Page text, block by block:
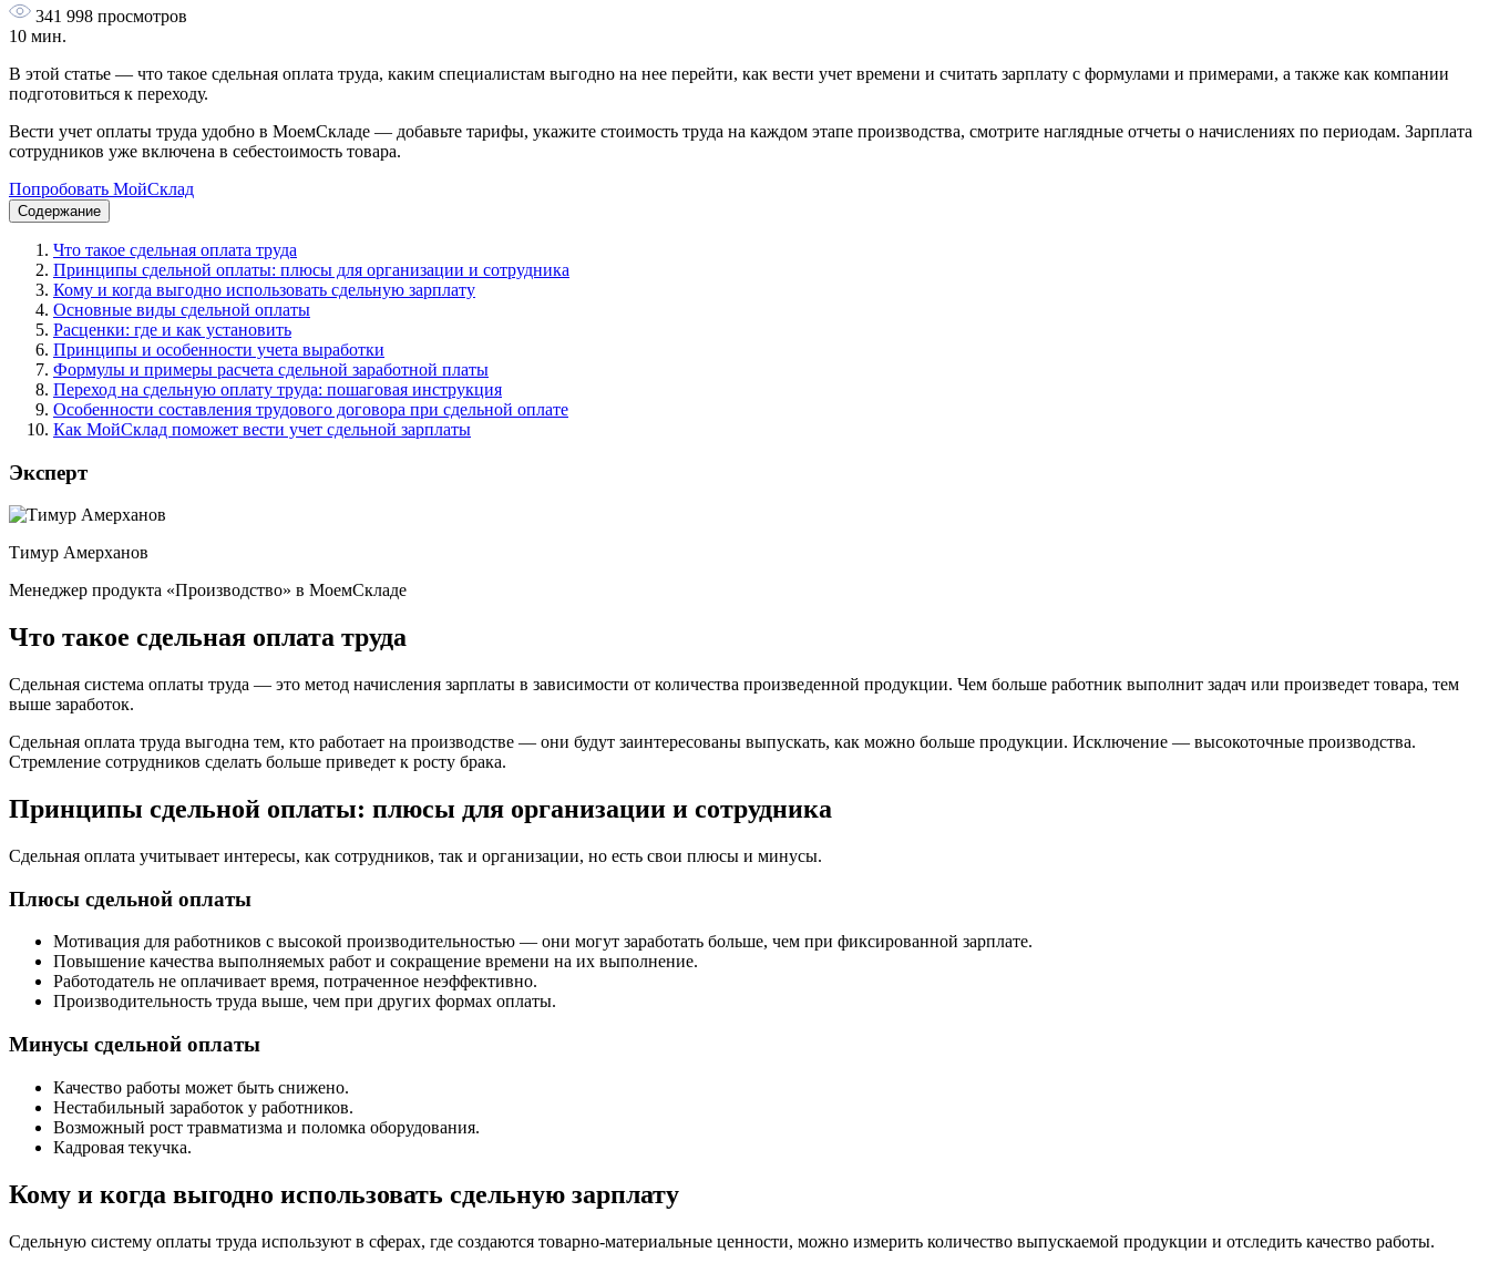
341 998 просмотров
10 мин.
В этой статье — что такое сдельная оплата труда, каким специалистам выгодно на нее перейти, как вести учет времени и считать зарплату с формулами и примерами, а также как компании
подготовиться к переходу.
Вести учет оплаты труда удобно в МоемСкладе — добавьте тарифы, укажите стоимость труда на каждом этапе производства, смотрите наглядные отчеты о начислениях по периодам. Зарплата
сотрудников уже включена в себестоимость товара.
Попробовать МойСклад
Содержание
Что такое сдельная оплата труда
Принципы сдельной оплаты: плюсы для организации и сотрудника
Кому и когда выгодно использовать сдельную зарплату
Основные виды сдельной оплаты
Расценки: где и как установить
Принципы и особенности учета выработки
Формулы и примеры расчета сдельной заработной платы
Переход на сдельную оплату труда: пошаговая инструкция
Особенности составления трудового договора при сдельной оплате
Как МойСклад поможет вести учет сдельной зарплаты
Эксперт
Тимур Амерханов
Менеджер продукта «Производство» в МоемСкладе
Что такое сдельная оплата труда
Сдельная система оплаты труда — это метод начисления зарплаты в зависимости от количества произведенной продукции. Чем больше работник выполнит задач или произведет товара, тем
выше заработок.
Сдельная оплата труда выгодна тем, кто работает на производстве — они будут заинтересованы выпускать, как можно больше продукции. Исключение — высокоточные производства.
Стремление сотрудников сделать больше приведет к росту брака.
Принципы сдельной оплаты: плюсы для организации и сотрудника
Сдельная оплата учитывает интересы, как сотрудников, так и организации, но есть свои плюсы и минусы.
Плюсы сдельной оплаты
Мотивация для работников с высокой производительностью — они могут заработать больше, чем при фиксированной зарплате.
Повышение качества выполняемых работ и сокращение времени на их выполнение.
Работодатель не оплачивает время, потраченное неэффективно.
Производительность труда выше, чем при других формах оплаты.
Минусы сдельной оплаты
Качество работы может быть снижено.
Нестабильный заработок у работников.
Возможный рост травматизма и поломка оборудования.
Кадровая текучка.
Кому и когда выгодно использовать сдельную зарплату
Сдельную систему оплаты труда используют в сферах, где создаются товарно-материальные ценности, можно измерить количество выпускаемой продукции и отследить качество работы.